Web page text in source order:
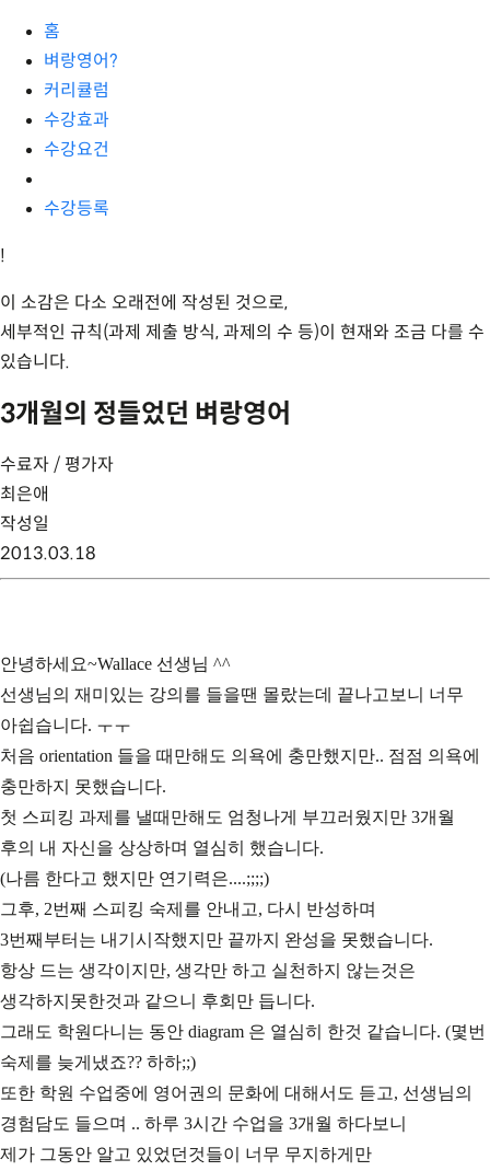
홈
벼랑영어?
커리큘럼
수강효과
수강요건
수강등록
!
이 소감은 다소 오래전에 작성된 것으로,
세부적인 규칙(과제 제출 방식, 과제의 수 등)이 현재와 조금 다를 수
있습니다.
3개월의 정들었던 벼랑영어
수료자 / 평가자
최은애
작성일
2013.03.18
안녕하세요~Wallace 선생님 ^^
선생님의 재미있는 강의를 들을땐 몰랐는데 끝나고보니 너무
아쉽습니다. ㅜㅜ
처음 orientation 들을 때만해도 의욕에 충만했지만.. 점점 의욕에
충만하지 못했습니다.
첫 스피킹 과제를 낼때만해도 엄청나게 부끄러웠지만 3개월
후의 내 자신을 상상하며 열심히 했습니다.
(나름 한다고 했지만 연기력은....;;;;)
그후, 2번째 스피킹 숙제를 안내고, 다시 반성하며
3번째부터는 내기시작했지만 끝까지 완성을 못했습니다.
항상 드는 생각이지만, 생각만 하고 실천하지 않는것은
생각하지못한것과 같으니 후회만 듭니다.
그래도 학원다니는 동안 diagram 은 열심히 한것 같습니다. (몇번
숙제를 늦게냈죠?? 하하;;)
또한 학원 수업중에 영어권의 문화에 대해서도 듣고, 선생님의
경험담도 들으며 .. 하루 3시간 수업을 3개월 하다보니
제가 그동안 알고 있었던것들이 너무 무지하게만